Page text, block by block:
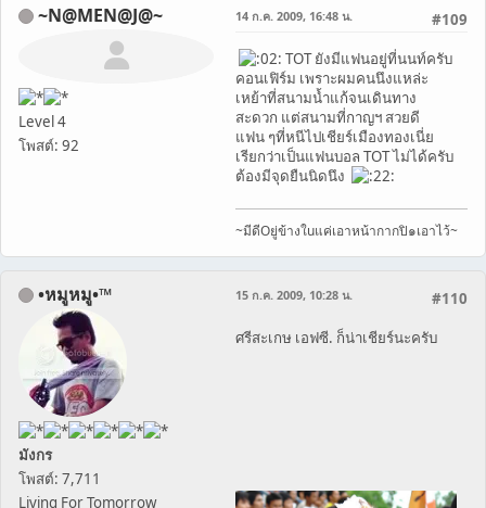
~N@MEN@J@~
Level 4
โพสต์: 92
#109
14 ก.ค. 2009, 16:48 น.
TOT ยังมีแฟนอยู่ที่นนท์ครับ
คอนเฟิร์ม เพราะผมคนนึงแหล่ะ
เหย้าที่สนามน้ำแก้จนเดินทาง
สะดวก แต่สนามที่กาญฯ สวยดี
แฟน ๆที่หนีไปเชียร์เมืองทองเนี่ย
เรียกว่าเป็นแฟนบอล TOT ไม่ได้ครับ
ต้องมีจุดยืนนิดนึง
~มีดีOยู่ข้างใuแค่เอาหน้ากากปิ๑เอาไว้~
•หมูหมู•™
มังกร
โพสต์: 7,711
Living For Tomorrow
#110
15 ก.ค. 2009, 10:28 น.
ศรีสะเกษ เอฟซี. ก็น่าเชียร์นะครับ